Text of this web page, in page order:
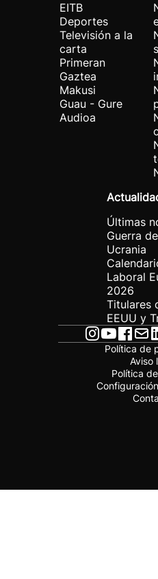
EITB
Deportes
Televisión a la
carta
Primeran
Gaztea
Makusi
Guau - Gure
Audioa
Últimas
Guerra de
Ucrania
Laboral
2026
Titulares
EEUU y
Política de
Aviso
Política